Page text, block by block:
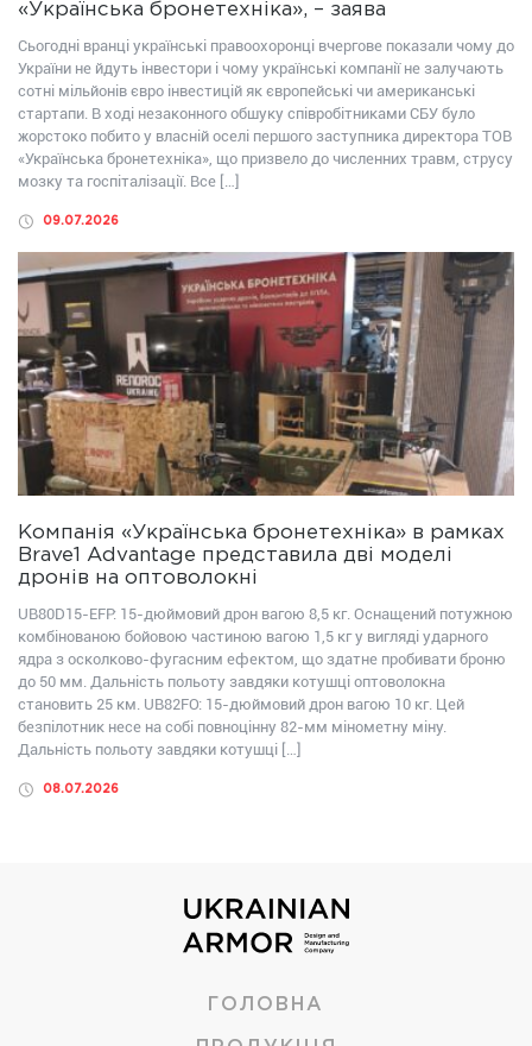
«Українська бронетехніка», – заява
Сьогодні вранці українські правоохоронці вчергове показали чому до
України не йдуть інвестори і чому українські компанії не залучають
сотні мільйонів євро інвестицій як європейські чи американські
стартапи. В ході незаконного обшуку співробітниками СБУ було
жорстоко побито у власній оселі першого заступника директора ТОВ
«Українська бронетехніка», що призвело до численних травм, струсу
мозку та госпіталізації. Все […]
09.07.2026
Компанія «Українська бронетехніка» в рамках
Brave1 Advantage представила дві моделі
дронів на оптоволокні
UB80D15-EFP: 15-дюймовий дрон вагою 8,5 кг. Оснащений потужною
комбінованою бойовою частиною вагою 1,5 кг у вигляді ударного
ядра з осколково-фугасним ефектом, що здатне пробивати броню
до 50 мм. Дальність польоту завдяки котушці оптоволокна
становить 25 км. UB82FО: 15-дюймовий дрон вагою 10 кг. Цей
безпілотник несе на собі повноцінну 82-мм мінометну міну.
Дальність польоту завдяки котушці […]
08.07.2026
ГОЛОВНА